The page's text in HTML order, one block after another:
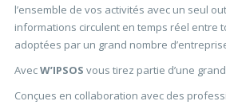
l’ensemble de vos activités avec un seul
informations circulent en temps réel entre
adoptées par un grand nombre
AvecW’IPSOS vous tirez partie d’une
Conçues en collaboration avec des